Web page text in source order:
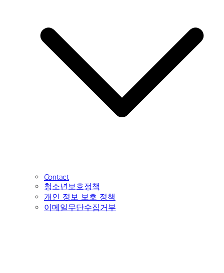
Contact
청소년보호정책
개인 정보 보호 정책
이메일무단수집거부